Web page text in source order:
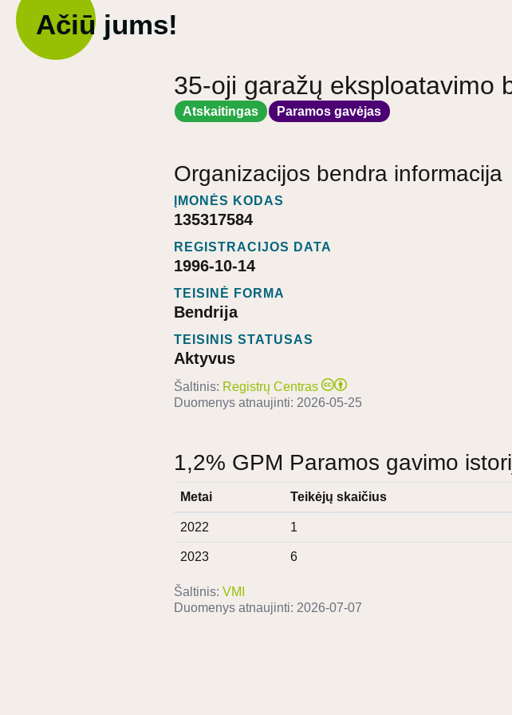
Ačiū jums!
35-oji garažų eksploatavimo
Atskaitingas Paramos gavėjas
Organizacijos bendra informacija
ĮMONĖS KODAS
135317584
REGISTRACIJOS DATA
1996-10-14
TEISINĖ FORMA
Bendrija
TEISINIS STATUSAS
Aktyvus
Šaltinis: Registrų Centras
Duomenys atnaujinti: 2026-05-25
1,2% GPM Paramos gavimo
Metai Teikėjų skaičius
2022 1
2023 6
Šaltinis: VMI
Duomenys atnaujinti: 2026-07-07